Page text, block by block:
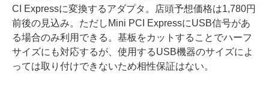
CI Expressに変換するアダプタ。店頭予想価格は1,780円
前後の見込み。ただしMini PCI ExpressにUSB信号があ
る場合のみ利用できる。基板をカットすることでハーフ
サイズにも対応するが、使用するUSB機器のサイズによ
っては取り付けできないため相性保証はない。